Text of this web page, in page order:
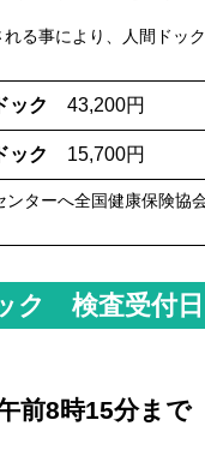
る事により、人間ドッ
ドック43,200円
ック 15,700円
ターへ全国健康保険協
ク 検査受付
前8時15分まで